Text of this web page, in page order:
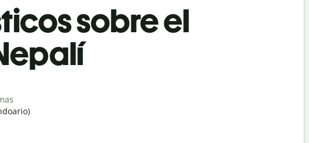
sobre el